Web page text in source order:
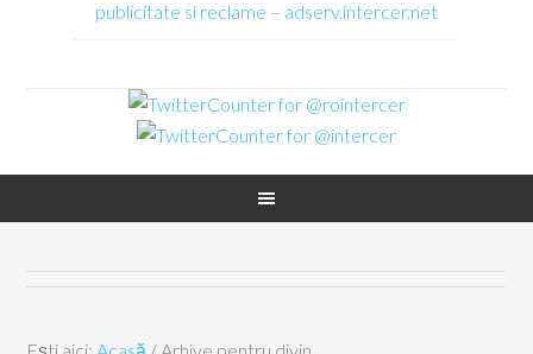
publicitate si reclame – adserv.intercer.net